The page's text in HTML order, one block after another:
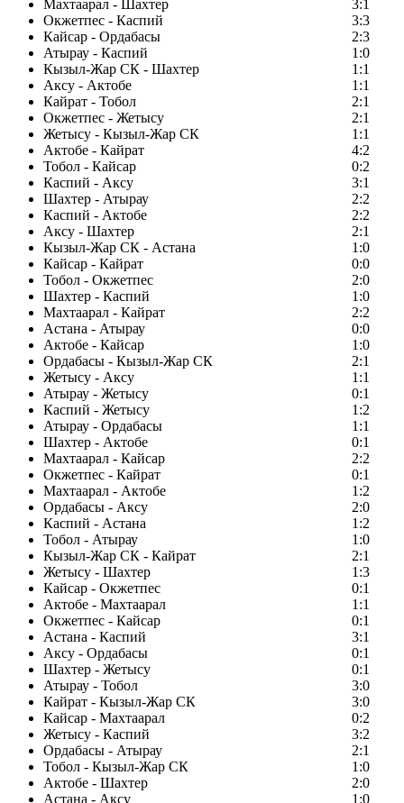
Махтаарал - Шахтер
3:1
Окжетпес - Каспий
3:3
Кайсар - Ордабасы
2:3
Атырау - Каспий
1:0
Кызыл-Жар СК - Шахтер
1:1
Аксу - Актобе
1:1
Кайрат - Тобол
2:1
Окжетпес - Жетысу
2:1
Жетысу - Кызыл-Жар СК
1:1
Актобе - Кайрат
4:2
Тобол - Кайсар
0:2
Каспий - Аксу
3:1
Шахтер - Атырау
2:2
Каспий - Актобе
2:2
Аксу - Шахтер
2:1
Кызыл-Жар СК - Астана
1:0
Кайсар - Кайрат
0:0
Тобол - Окжетпес
2:0
Шахтер - Каспий
1:0
Махтаарал - Кайрат
2:2
Астана - Атырау
0:0
Актобе - Кайсар
1:0
Ордабасы - Кызыл-Жар СК
2:1
Жетысу - Аксу
1:1
Атырау - Жетысу
0:1
Каспий - Жетысу
1:2
Атырау - Ордабасы
1:1
Шахтер - Актобе
0:1
Махтаарал - Кайсар
2:2
Окжетпес - Кайрат
0:1
Махтаарал - Актобе
1:2
Ордабасы - Аксу
2:0
Каспий - Астана
1:2
Тобол - Атырау
1:0
Кызыл-Жар СК - Кайрат
2:1
Жетысу - Шахтер
1:3
Кайсар - Окжетпес
0:1
Актобе - Махтаарал
1:1
Окжетпес - Кайсар
0:1
Астана - Каспий
3:1
Аксу - Ордабасы
0:1
Шахтер - Жетысу
0:1
Атырау - Тобол
3:0
Кайрат - Кызыл-Жар СК
3:0
Кайсар - Махтаарал
0:2
Жетысу - Каспий
3:2
Ордабасы - Атырау
2:1
Тобол - Кызыл-Жар СК
1:0
Актобе - Шахтер
2:0
Астана - Аксу
1:0